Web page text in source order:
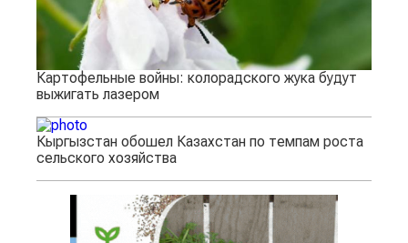
Картофельные войны: колорадского жука будут
выжигать лазером
Кыргызстан обошел Казахстан по темпам роста
сельского хозяйства